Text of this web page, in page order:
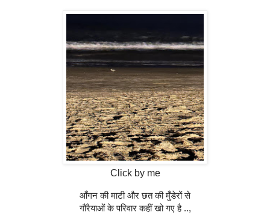
Click by me
आँगन की माटी और छत की मुँडेरों से
गौरैयाओं के परिवार कहीं खो गए है ..,